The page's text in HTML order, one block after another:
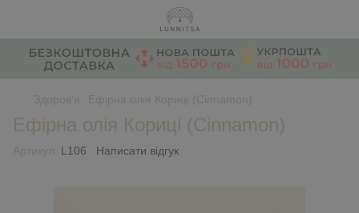
Ефірна олія Кориці (Сinnamon)
L106 Написати відгук